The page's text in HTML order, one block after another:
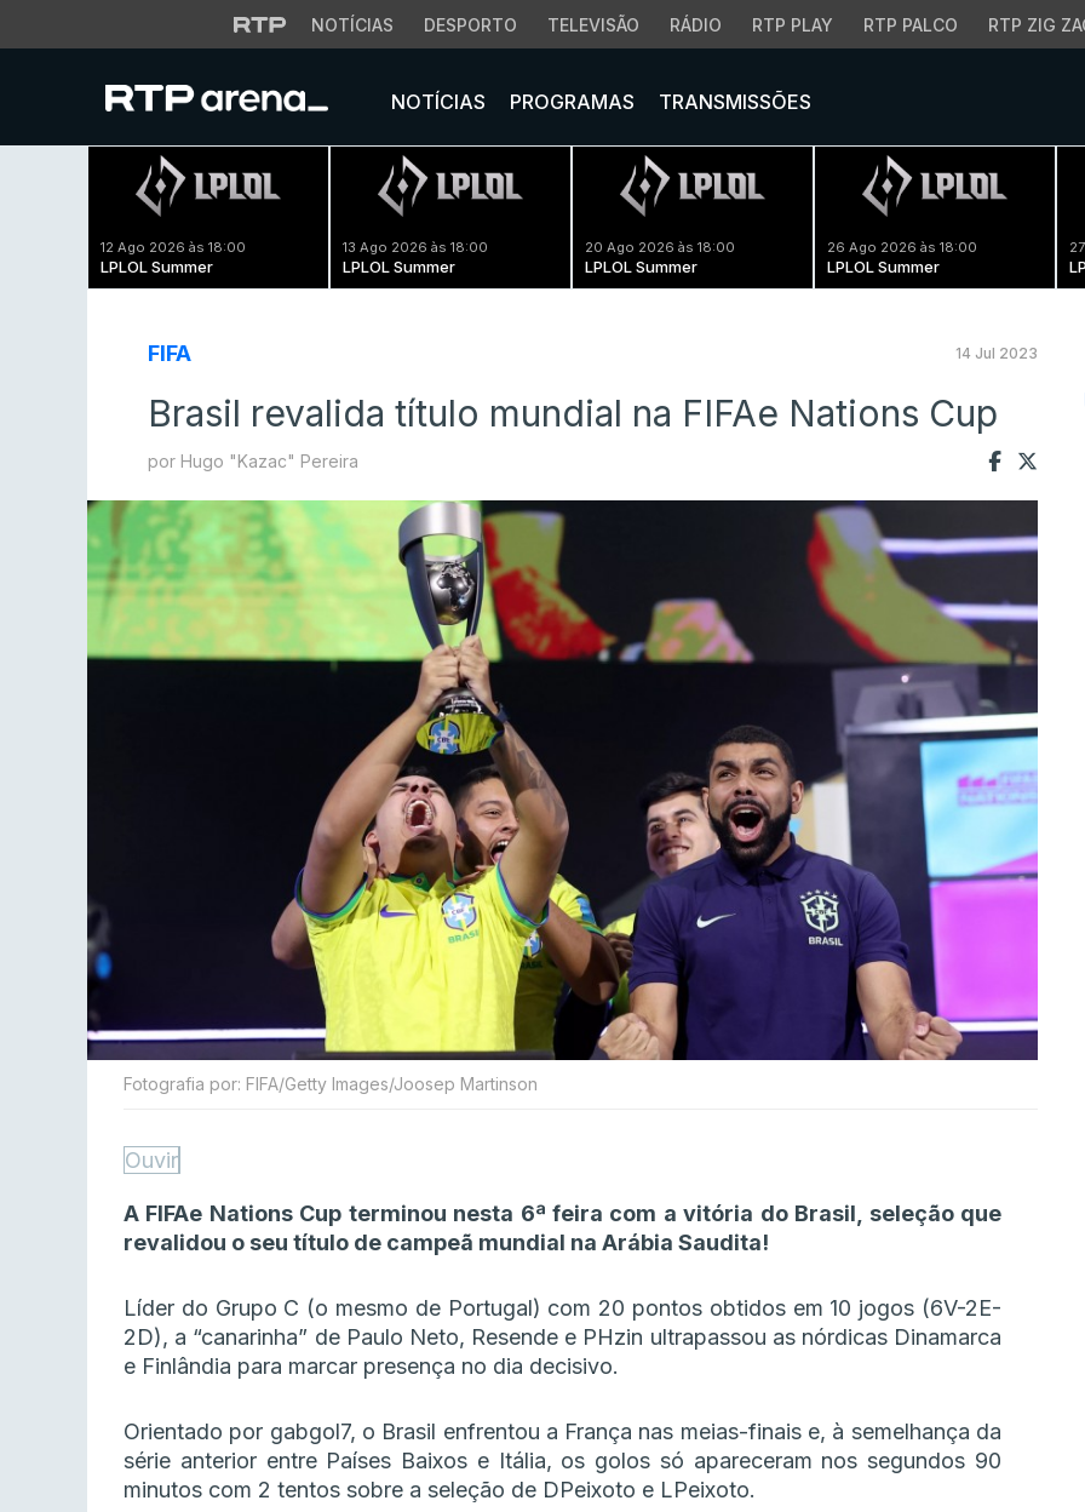
NOTÍCIAS DESPORTO TELEVISÃO RÁDIO RTP PLAY RTP PALCO RTP ZIG
NOTÍCIAS PROGRAMAS TRANSMISSÕES
12 Ago 2026 às 18:00
LPLOL Summer
13 Ago 2026 às 18:00
LPLOL Summer
20 Ago 2026 às 18:00
LPLOL Summer
26 Ago 2026 às 18:00
LPLOL Summer
FIFA 14 Jul 2023
Brasil revalida título mundial na FIFAe Nations Cup
por Hugo "Kazac" Pereira
Fotografia por: FIFA/Getty Images/Joosep Martinson
Ouvir
A FIFAe Nations Cup terminou nesta 6ª feira com a vitória do Brasil, seleção que
revalidou o seu título de campeã mundial na Arábia Saudita!
Líder do Grupo C (o mesmo de Portugal) com 20 pontos obtidos em 10 jogos (6V-2E-
2D), a “canarinha” de Paulo Neto, Resende e PHzin ultrapassou as nórdicas Dinamarca
e Finlândia para marcar presença no dia decisivo.
Orientado por gabgol7, o Brasil enfrentou a França nas meias-finais e, à semelhança da
série anterior entre Países Baixos e Itália, os golos só apareceram nos segundos 90
minutos com 2 tentos sobre a seleção de DPeixoto e LPeixoto.